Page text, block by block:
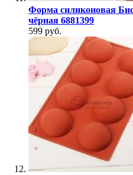
Форма силиконовая
чёрная 6881399
599 руб.